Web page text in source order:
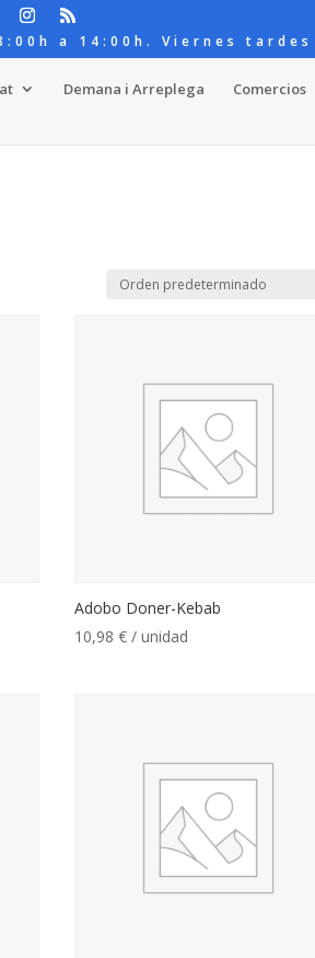
8:00h a 14:00h. Viernes
Demana i Arreplega Comercios
Adobo Doner-Kebab
10,98€ / unidad